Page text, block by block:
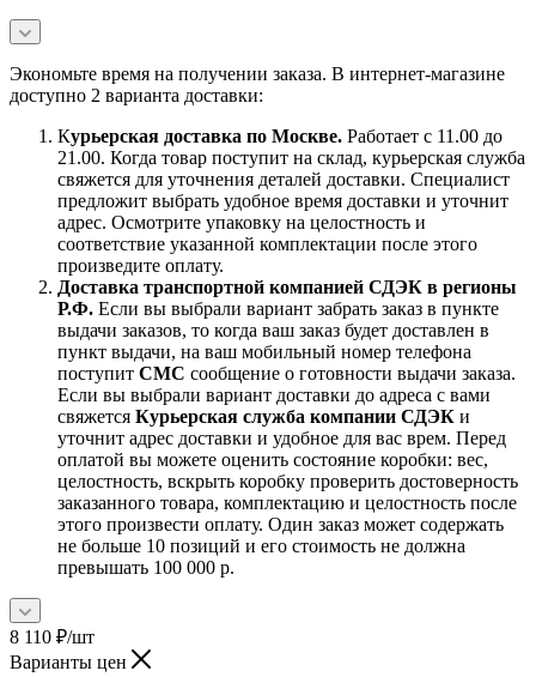
Экономьте время на получении заказа. В интернет-магазине
доступно 2 варианта доставки:
Курьерская доставка по Москве. Работает с 11.00 до
21.00. Когда товар поступит на склад, курьерская служба
свяжется для уточнения деталей доставки. Специалист
предложит выбрать удобное время доставки и уточнит
адрес. Осмотрите упаковку на целостность и
соответствие указанной комплектации после этого
произведите оплату.
Доставка транспортной компанией СДЭК в регионы
Р.Ф. Если вы выбрали вариант забрать заказ в пункте
выдачи заказов, то когда ваш заказ будет доставлен в
пункт выдачи, на ваш мобильный номер телефона
поступит СМС сообщение о готовности выдачи заказа.
Если вы выбрали вариант доставки до адреса с вами
свяжется Курьерская служба компании СДЭК и
уточнит адрес доставки и удобное для вас врем. Перед
оплатой вы можете оценить состояние коробки: вес,
целостность, вскрыть коробку проверить достоверность
заказанного товара, комплектацию и целостность после
этого произвести оплату. Один заказ может содержать
не больше 10 позиций и его стоимость не должна
превышать 100 000 р.
8 110 ₽/шт
Варианты цен